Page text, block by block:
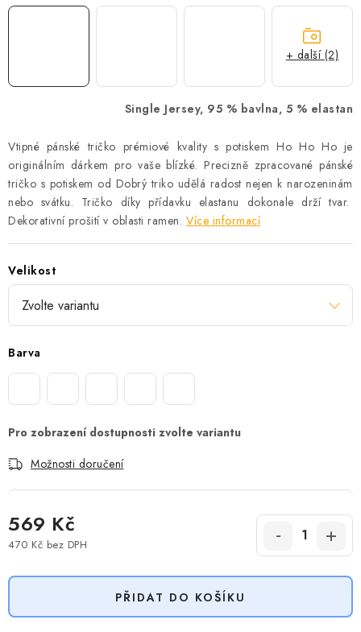
Single Jersey, 95 % bavlna, 5 % elastan
Vtipné pánské tričko prémiové kvality s potiskem Ho Ho Ho je
originálním dárkem pro vaše blízké. Precizně zpracované pánské
tričko s potiskem od Dobrý triko udělá radost nejen k narozeninám
nebo svátku. Tričko díky přídavku elastanu dokonale drží tvar.
Dekorativní prošití v oblasti ramen. Více informací
Velikost
Barva
Možnosti doručení
569 Kč
470 Kč bez DPH
PŘIDAT DO KOŠÍKU
+ další (2)